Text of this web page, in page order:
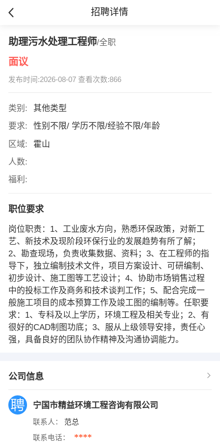
招聘详情
助理污水处理工程师/全职
面议
发布时间:2026-08-07 查看次数:866
类别:
其他类型
要求:
性别不限/ 学历不限/经验不限/年龄
区域:
霍山
人数:
福利:
职位要求
岗位职责：1、工业废水方向，熟悉环保政策，对新工
艺、新技术及现阶段环保行业的发展趋势有所了解；
2、勘查现场，负责收集数据、资料；3、在工程师的指
导下，独立编制技术文件，项目方案设计、可研编制、
初步设计、施工图等工艺设计；4、协助市场销售过程
中的投标工作及商务和技术谈判工作；5、配合完成一
般施工项目的成本预算工作及竣工图的编制等。任职要
求：1、专科及以上学历，环境工程及相关专业；2、有
很好的CAD制图功底；3、服从上级领导安排，责任心
强，具备良好的团队协作精神及沟通协调能力。
公司信息
宁国市精益环境工程咨询有限公司
联系人： 范总
联系电话： ****